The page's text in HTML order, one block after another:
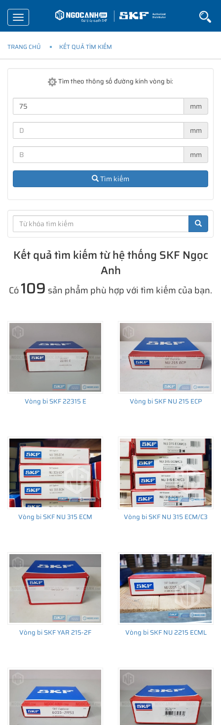
Toggle
navigation
TRANG CHỦ KẾT QUẢ TÌM KIẾM
Tìm theo thông số đường kính vòng bi:
mm
mm
mm
Tìm kiếm
Kết quả tìm kiếm từ hệ thống SKF Ngọc
Anh
Có109 sản phẩm phù hợp với tìm kiếm của bạn.
Vòng bi SKF 22315 E Vòng bi SKF NU 215 ECP
Vòng bi SKF NU 315 ECM Vòng bi SKF NU 315 ECM/C3
Vòng bi SKF YAR 215-2F Vòng bi SKF NU 2215 ECML